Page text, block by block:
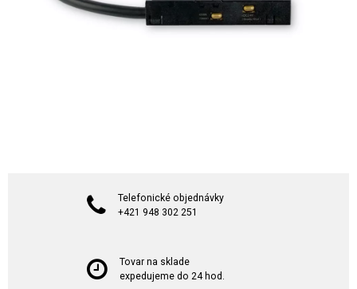
Telefonické objednávky
+421 948 302 251
Tovar na sklade
expedujeme do 24 hod.